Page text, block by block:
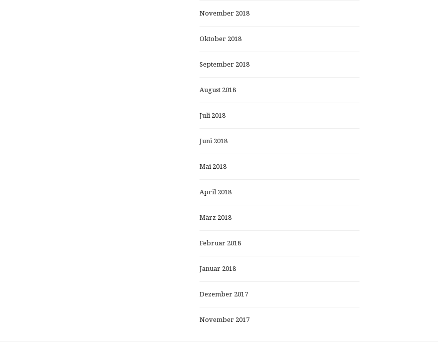
November 2018
Oktober 2018
September 2018
August 2018
Juli 2018
Juni 2018
Mai 2018
April 2018
März 2018
Februar 2018
Januar 2018
Dezember 2017
November 2017